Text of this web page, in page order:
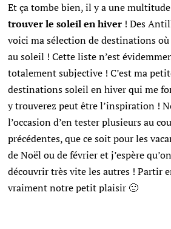
Et ça tombe bien, il y a une
trouver le soleil en hiver ! Des
voici ma sélection de destinations où
au soleil ! Cette liste n’est
totalement subjective ! C’est ma
destinations soleil en hiver qui me
y trouverez peut être l’inspiration !
l’occasion d’en tester plusieurs au
précédentes, que ce soit pour les
de Noël ou de février et j’espère
découvrir très vite les autres ! Partir
vraiment notre petit plaisir 🙂